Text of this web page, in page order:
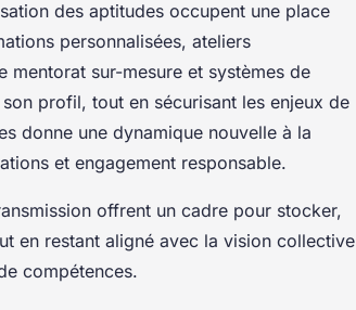
des aptitudes occupent une place
personnalisées, ateliers
mentorat sur-mesure et systèmes de
profil, tout en sécurisant les enjeux de
donne une dynamique nouvelle à la
et engagement responsable.
offrent un cadre pour stocker,
en restant aligné avec la vision collective
compétences.